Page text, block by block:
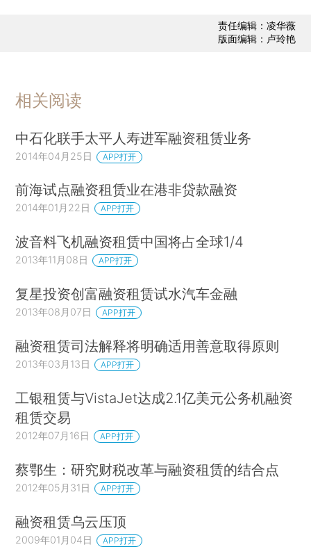
责任编辑：凌华薇
版面编辑：卢玲艳
相关阅读
中石化联手太平人寿进军融资租赁业务
2014年04月25日 APP打开
前海试点融资租赁业在港非贷款融资
2014年01月22日 APP打开
波音料飞机融资租赁中国将占全球1/4
2013年11月08日 APP打开
复星投资创富融资租赁试水汽车金融
2013年08月07日 APP打开
融资租赁司法解释将明确适用善意取得原则
2013年03月13日 APP打开
工银租赁与VistaJet达成2.1亿美元公务机融资
租赁交易
2012年07月16日 APP打开
蔡鄂生：研究财税改革与融资租赁的结合点
2012年05月31日 APP打开
融资租赁乌云压顶
2009年01月04日 APP打开